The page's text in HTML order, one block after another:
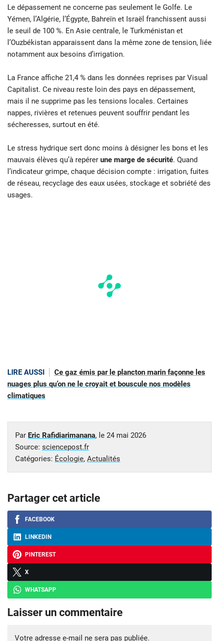
Le dépassement ne concerne pas seulement le Golfe. Le
Yémen, l’Algérie, l’Égypte, Bahreïn et Israël franchissent aussi
le seuil de 100 %. En Asie centrale, le Turkménistan et
l’Ouzbékistan apparaissent dans la même zone de tension, liée
notamment aux besoins d’irrigation.
La France affiche 21,4 % dans les données reprises par Visual
Capitalist. Ce niveau reste loin des pays en dépassement,
mais il ne supprime pas les tensions locales. Certaines
nappes, rivières et retenues peuvent souffrir pendant les
sécheresses, surtout en été.
Le stress hydrique sert donc moins à désigner les bons et les
mauvais élèves qu’à repérer une marge de sécurité. Quand
l’indicateur grimpe, chaque décision compte : irrigation, fuites
de réseau, recyclage des eaux usées, stockage et sobriété des
usages.
LIRE AUSSI
Ce gaz émis par le plancton marin façonne les
nuages plus qu’on ne le croyait et bouscule nos modèles
climatiques
Par Eric Rafidiarimanana, le 24 mai 2026
Source: sciencepost.fr
Catégories: Écologie, Actualités
Partager cet article
FACEBOOK
LINKEDIN
PINTEREST
X
WHATSAPP
Laisser un commentaire
Votre adresse e-mail ne sera pas publiée.